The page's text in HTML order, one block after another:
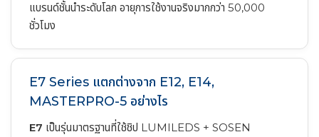
แบรนด์ชั้นนำระดับโลก อายุการใช้งานจริงมากกว่า 50,000
ชั่วโมง
E7 Series แตกต่างจาก E12, E14,
MASTERPRO-5 อย่างไร
E7 เป็นรุ่นมาตรฐานที่ใช้ชิป LUMILEDS + SOSEN